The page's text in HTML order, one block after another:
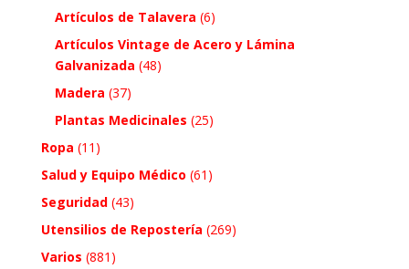
Artículos de Talavera (6)
Artículos Vintage de Acero y Lámina
Galvanizada (48)
Madera (37)
Plantas Medicinales (25)
Ropa (11)
Salud y Equipo Médico (61)
Seguridad (43)
Utensilios de Repostería (269)
Varios (881)